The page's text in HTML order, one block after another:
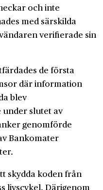
och inte
med särskilda
verifierade sin
de första
där information
blev
under slutet av
genomförde
Bankomater
skydda koden från
livscykel. Därigenom